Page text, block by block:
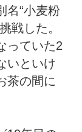
名“小麦粉
戦した。
っていた2
いといけ
茶の間に